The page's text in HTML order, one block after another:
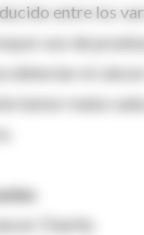
entre los
uso de
detectar el
tumor mata
Charity